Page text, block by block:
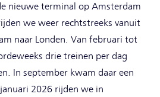
nieuwe terminal op Amsterdam
we weer rechtstreeks vanuit
naar Londen. Van februari tot
drie treinen per dag
In september kwam daar een
2026 rijden we in